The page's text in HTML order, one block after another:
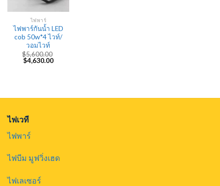
ไฟพาร์
ไฟพาร์กันน้ำ LED
cob 50w*4 ไวท์/
วอมไวท์
$5,600.00
Original
price
$4,630.00Current
ไฟเวที
ไฟพาร์
ไฟบีม มูฟวิ่งเฮด
ไฟเลเซอร์